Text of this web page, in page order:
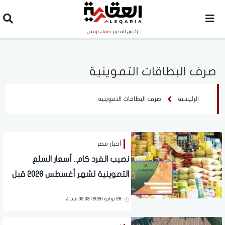
رئيس التحرير صفاء لويس
صرف البطاقات التموينية
الرئيسية صرف البطاقات التموينية
أخبار مصر
نصيب الفرد كام.. أسعار السلع
التموينية لشهر أغسطس 2026 قبل
28 يوليو 2026 | 02:03 مساءً